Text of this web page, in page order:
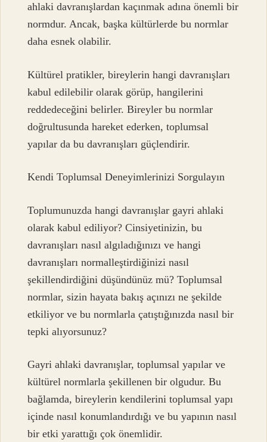
ahlaki davranışlardan kaçınmak adına önemli bir
normdur. Ancak, başka kültürlerde bu normlar
daha esnek olabilir.
Kültürel pratikler, bireylerin hangi davranışları
kabul edilebilir olarak görüp, hangilerini
reddedeceğini belirler. Bireyler bu normlar
doğrultusunda hareket ederken, toplumsal
yapılar da bu davranışları güçlendirir.
Kendi Toplumsal Deneyimlerinizi Sorgulayın
Toplumunuzda hangi davranışlar gayri ahlaki
olarak kabul ediliyor? Cinsiyetinizin, bu
davranışları nasıl algıladığınızı ve hangi
davranışları normalleştirdiğinizi nasıl
şekillendirdiğini düşündünüz mü? Toplumsal
normlar, sizin hayata bakış açınızı ne şekilde
etkiliyor ve bu normlarla çatıştığınızda nasıl bir
tepki alıyorsunuz?
Gayri ahlaki davranışlar, toplumsal yapılar ve
kültürel normlarla şekillenen bir olgudur. Bu
bağlamda, bireylerin kendilerini toplumsal yapı
içinde nasıl konumlandırdığı ve bu yapının nasıl
bir etki yarattığı çok önemlidir.